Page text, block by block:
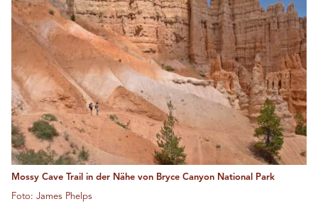
Mossy Cave Trail in der Nähe von Bryce Canyon National Park
Foto: James Phelps